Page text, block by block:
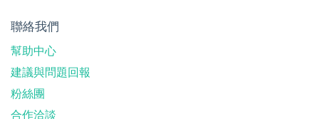
聯絡我們
幫助中心
建議與問題回報
粉絲團
合作洽談